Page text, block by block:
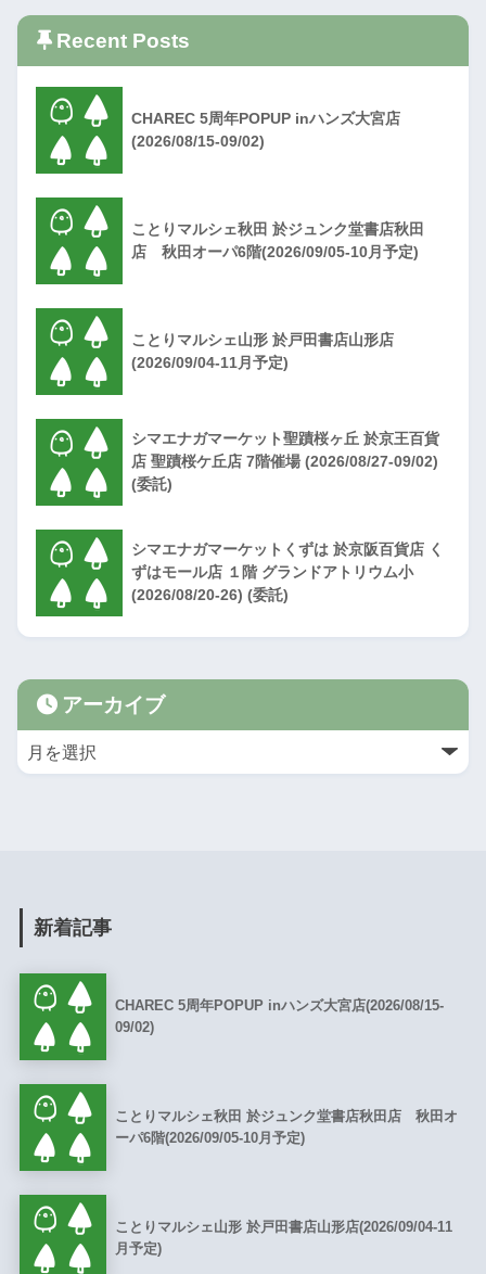
Recent Posts
CHAREC 5周年POPUP inハンズ大宮店
(2026/08/15-09/02)
ことりマルシェ秋田 於ジュンク堂書店秋田
店 秋田オーパ6階(2026/09/05-10月予定)
ことりマルシェ山形 於戸田書店山形店
(2026/09/04-11月予定)
シマエナガマーケット聖蹟桜ヶ丘 於京王百貨
店 聖蹟桜ケ丘店 7階催場 (2026/08/27-09/02)
(委託)
シマエナガマーケットくずは 於京阪百貨店 く
ずはモール店 １階 グランドアトリウム小
(2026/08/20-26) (委託)
アーカイブ
新着記事
CHAREC 5周年POPUP inハンズ大宮店(2026/08/15-
09/02)
ことりマルシェ秋田 於ジュンク堂書店秋田店 秋田オ
ーパ6階(2026/09/05-10月予定)
ことりマルシェ山形 於戸田書店山形店(2026/09/04-11
月予定)